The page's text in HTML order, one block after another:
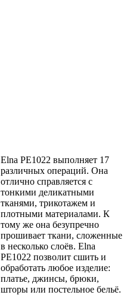
Elna PE1022 выполняет 17
различных операций. Она
отлично справляется с
тонкими деликатными
тканями, трикотажем и
плотными материалами. К
тому же она безупречно
прошивает ткани, сложенные
в несколько слоёв. Elna
PE1022 позволит сшить и
обработать любое изделие:
платье, джинсы, брюки,
шторы или постельное бельё.